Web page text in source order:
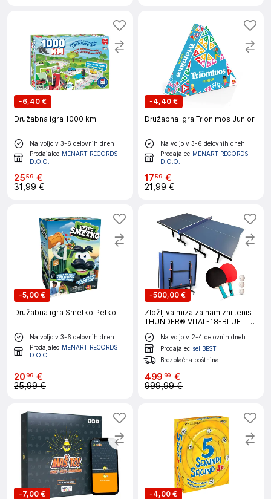
-6,40 €
Družabna igra 1000 km
Na voljo v 3-6 delovnih dneh
Prodajalec MENART RECORDS
D.O.O.
2559 €
31,99 €
-4,40 €
Družabna igra Trionimos Junior
Na voljo v 3-6 delovnih dneh
Prodajalec MENART RECORDS
D.O.O.
1759 €
21,99 €
-5,00 €
Družabna igra Smetko Petko
Na voljo v 3-6 delovnih dneh
Prodajalec MENART RECORDS
D.O.O.
2099 €
25,99 €
-500,00 €
Zložljiva miza za namizni tenis
THUNDER® VITAL-18-BLUE – 18
mm MDF, komplet z mrežo,
loparji in žogicami
Na voljo v 2-4 delovnih dneh
Prodajalec sellBEST
Brezplačna poštnina
499 99 €
999,99 €
-7,00 €
-4,00 €